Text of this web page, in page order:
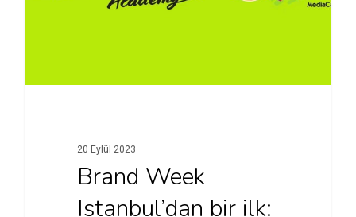
20 Eylül 2023
Brand Week
Istanbul’dan bir ilk: